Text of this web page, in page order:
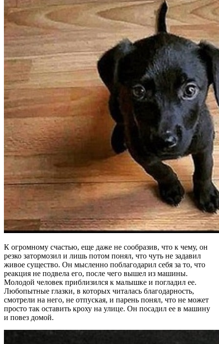
К огромному счастью, еще даже не сообразив, что к чему, он
резко затормозил и лишь потом понял, что чуть не задавил
живое существо. Он мысленно поблагодарил себя за то, что
реакция не подвела его, после чего вышел из машины.
Молодой человек приблизился к малышке и погладил ее.
Любопытные глазки, в которых читалась благодарность,
смотрели на него, не отпуская, и парень понял, что не может
просто так оставить кроху на улице. Он посадил ее в машину
и повез домой.